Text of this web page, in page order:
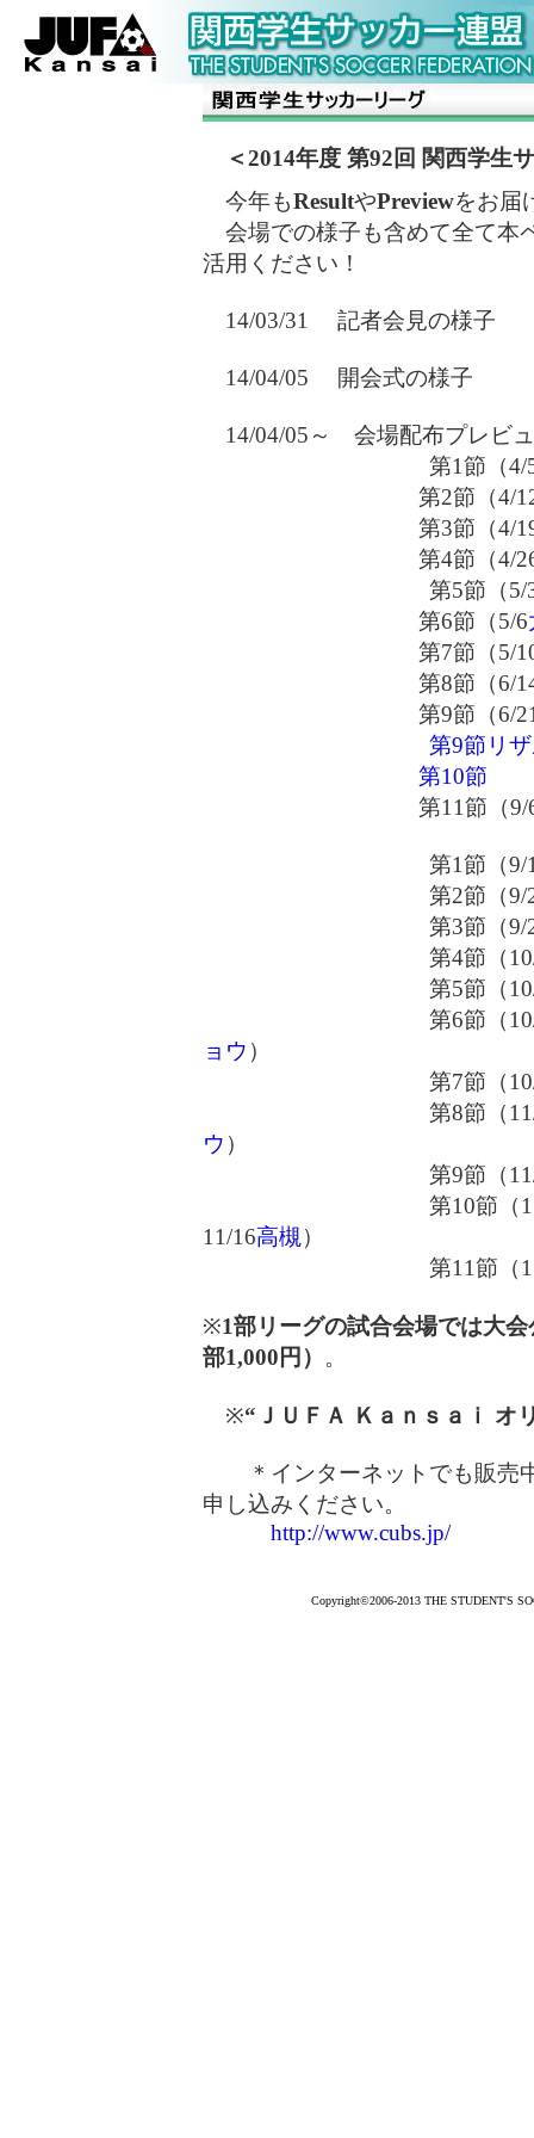
＜2014年度 第92回 関西学生
今年もResultやPreviewをお届
会場での様子も含めて全て本
活用ください！
14/03/31 記者会見の様子
14/04/05 開会式の様子
14/04/05～ 会場配布プレビ
第1節（4/
第2節（4/
第3節（4/
第4節（4/
第5節（5/
第6節（5/6
第7節（5/
第8節（6/
第9節（6/
第9節リ
第10節
第11節（9/
第1節（9/
第2節（9/
第3節（9/
第4節（10/
第5節（10/
第6節（10/
ョウ ）
第7節（10/
第8節（11/
ウ ）
第9節（11/
第10節（11/
11/16高槻）
第11節（11/
※1部リーグの試合会場では大
部1,000円） 。
※“ＪＵＦＡ Ｋａｎｓａｉ オ
＊インターネットでも販売
申し込みください。
http://www.cubs.jp/
Copyright©2006-2013 THE STUDENT'S